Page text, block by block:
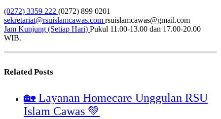
(0272) 3359 222 (0272) 899 0201
sekretariat@rsuislamcawas.com rsuislamcawas@gmail.com
Jam Kunjung (Setiap Hari) Pukul 11.00-13.00 dan 17.00-20.00
WIB.
Related Posts
🏡 Layanan Homecare Unggulan RSU
Islam Cawas 💚